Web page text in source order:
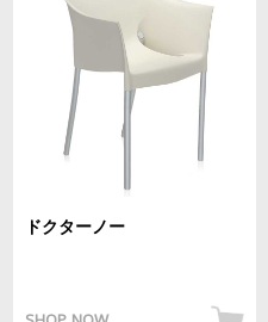
ドクターノー